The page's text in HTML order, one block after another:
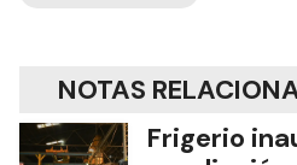
NOTAS
Frigerio